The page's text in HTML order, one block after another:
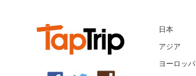
日本
アジア
ヨーロッパ